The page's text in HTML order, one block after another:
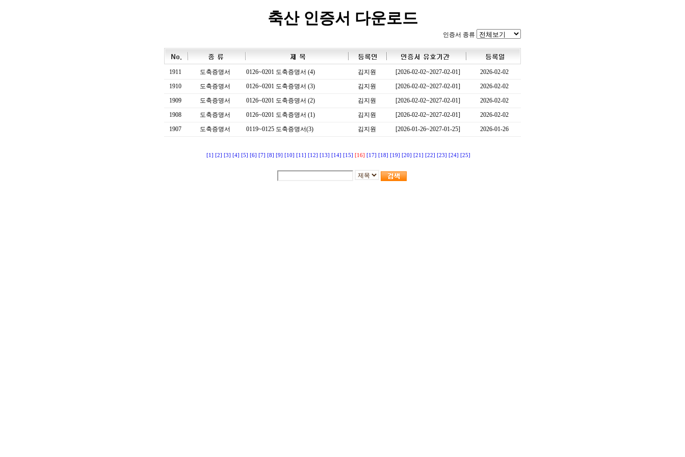
축산 인증서 다운로드
인증서 종류
1911 도축증명서 0126~0201 도축증명서 (4) 김지원 [2026-02-02~2027-02-01]
2026-02-02
1910
도축증명서 0126~0201 도축증명서 (3) 김지원 [2026-02-02~2027-02-01]
2026-02-02
1909
도축증명서 0126~0201 도축증명서 (2) 김지원 [2026-02-02~2027-02-01]
2026-02-02
1908
도축증명서 0126~0201 도축증명서 (1) 김지원 [2026-02-02~2027-02-01]
2026-02-02
1907
도축증명서 0119~0125 도축증명서(3) 김지원 [2026-01-26~2027-01-25] 2026-01-26
[1] [2] [3] [4] [5] [6] [7] [8] [9] [10] [11] [12] [13] [14] [15] [16] [17] [18] [19] [20] [21] [22] [23] [24] [25]